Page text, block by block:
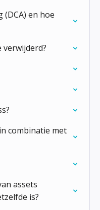
(DCA) en hoe
combinatie met
assets
is?